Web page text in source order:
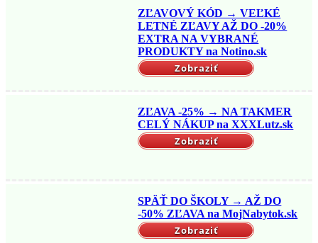
ZĽAVOVÝ KÓD → VEĽKÉ
LETNÉ ZĽAVY AŽ DO -20%
EXTRA NA VYBRANÉ
PRODUKTY na Notino.sk
Zobraziť
ZĽAVA -25% → NA TAKMER
CELÝ NÁKUP na XXXLutz.sk
Zobraziť
SPÄŤ DO ŠKOLY → AŽ DO
-50% ZĽAVA na MojNabytok.sk
Zobraziť